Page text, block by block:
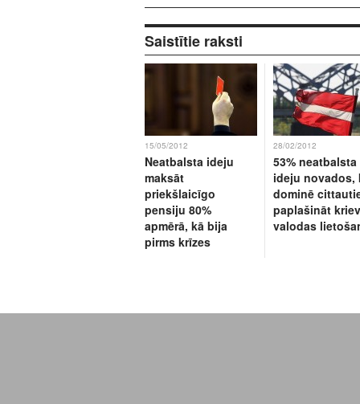
Saistītie raksti
15/05/2012
Neatbalsta ideju
maksāt
priekšlaicīgo
pensiju 80%
apmērā, kā bija
pirms krīzes
28/02/2012
53% neatbalsta
ideju novados,
dominē
paplašināt
valodas